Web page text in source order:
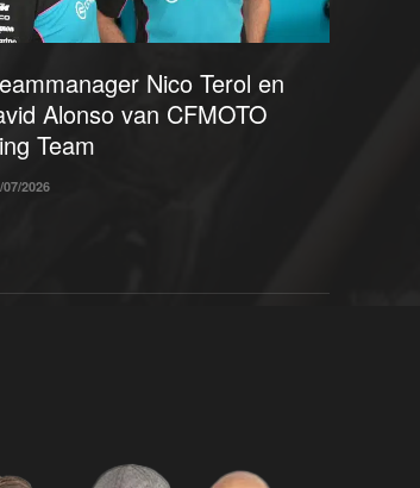
Nico Terol en
Alonso van CFMOTO
Team
07/2026